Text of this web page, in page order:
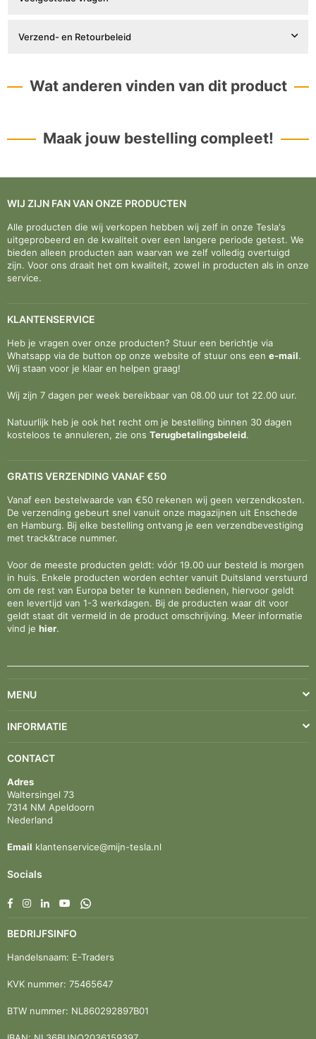
Verzend- en Retourbeleid
Wat anderen vinden van dit product
Maak jouw bestelling compleet!
WIJ ZIJN FAN VAN ONZE PRODUCTEN
Alle producten die wij verkopen hebben wij zelf in onze Tesla's
uitgeprobeerd en de kwaliteit over een langere periode getest. We
bieden alleen producten aan waarvan we zelf volledig overtuigd
zijn. Voor ons draait het om kwaliteit, zowel in producten als in onze
service.
KLANTENSERVICE
Heb je vragen over onze producten? Stuur een berichtje via
Whatsapp via de button op onze website of stuur ons een e-mail.
Wij staan voor je klaar en helpen graag!
Wij zijn 7 dagen per week bereikbaar van 08.00 uur tot 22.00 uur.
Natuurlijk heb je ook het recht om je bestelling binnen 30 dagen
kosteloos te annuleren, zie ons Terugbetalingsbeleid.
GRATIS VERZENDING VANAF €50
Vanaf een bestelwaarde van €50 rekenen wij geen verzendkosten.
De verzending gebeurt snel vanuit onze magazijnen uit Enschede
en Hamburg. Bij elke bestelling ontvang je een verzendbevestiging
met track&trace nummer.
Voor de meeste producten geldt: vóór 19.00 uur besteld is morgen
in huis. Enkele producten worden echter vanuit Duitsland verstuurd
om de rest van Europa beter te kunnen bedienen, hiervoor geldt
een levertijd van 1-3 werkdagen. Bij de producten waar dit voor
geldt staat dit vermeld in de product omschrijving. Meer informatie
vind je hier.
MENU
INFORMATIE
CONTACT
Adres
Waltersingel 73
7314 NM Apeldoorn
Nederland
Email klantenservice@mijn-tesla.nl
Socials
FacebookInstagram
LinkedinYouTubeWhatsapp
BEDRIJFSINFO
Handelsnaam: E-Traders
KVK nummer: 75465647
BTW nummer: NL860292897B01